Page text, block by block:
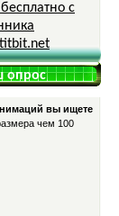
с
опрос
вы ищете
чем 100